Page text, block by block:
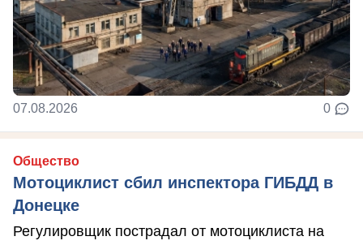
07.08.2026 0
Общество
Мотоциклист сбил инспектора ГИБДД в
Донецке
Регулировщик пострадал от мотоциклиста на